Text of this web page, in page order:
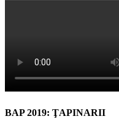
BAP 2019: ŢAPINARII